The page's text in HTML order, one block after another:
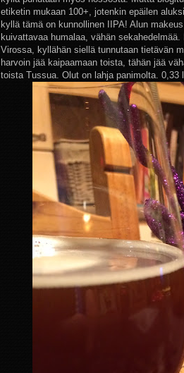
etiketin mukaan 100+, jotenkin epäilen
kyllä tämä on kunnollinen IIPA! Alun
kuivattavaa humalaa, vähän
Virossa, kyllähän siellä tunnutaan tietävän
harvoin jää kaipaamaan toista, tähän jää
toista Tussua. Olut on lahja panimolta. 0,33